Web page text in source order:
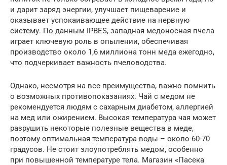
и дарит заряд энергии, улучшает пищеварение и
оказывает успокаивающее действие на нервную
систему. По данным IPBES, западная медоносная пчела
играет ключевую роль в опылении, обеспечивая
производство около 1,6 миллиона тонн меда ежегодно,
что подчеркивает важность пчеловодства.
Однако, несмотря на все преимущества, важно помнить
о возможных противопоказаниях. Чай с медом не
рекомендуется людям с сахарным диабетом, аллергией
на мед или ожирением. Высокая температура чая может
разрушить некоторые полезные вещества в меде,
поэтому оптимальная температура воды – около 60-70
градусов. Не стоит злоупотреблять медом, особенно
при повышенной температуре тела. Магазин «Пасека